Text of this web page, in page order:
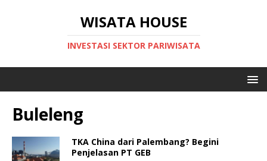
WISATA HOUSE
INVESTASI SEKTOR PARIWISATA
Buleleng
TKA China dari Palembang? Begini
Penjelasan PT GEB